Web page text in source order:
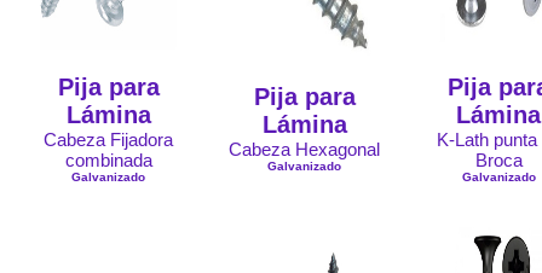
Pija para
Lámina
Cabeza Fijadora
combinada
Galvanizado
Pija para
Lámina
Cabeza Hexagonal
Galvanizado
Pija
Lámina
K-Lath punta
Broca
Galvanizado